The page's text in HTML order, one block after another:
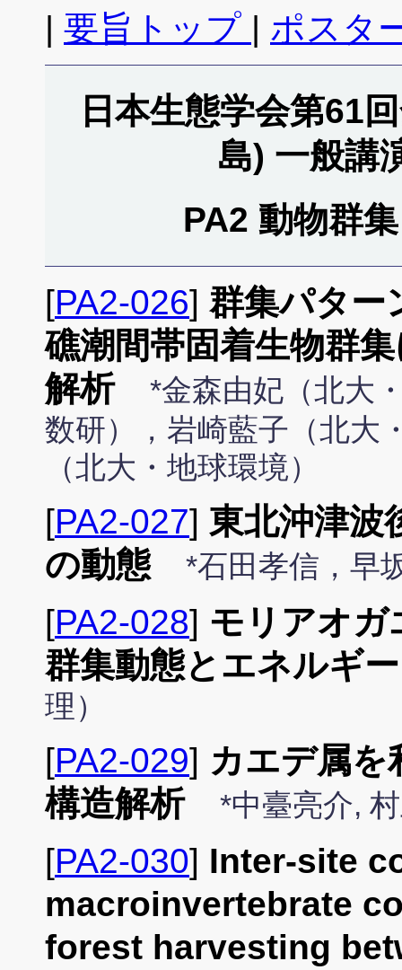
| 要旨トップ | ポスタ
日本生態学会第61
島) 一般講
PA2 動物群
[PA2-026] 群集パター
礁潮間帯固着生物群
解析
*金森由妃（北大
数研），岩崎藍子（北大
（北大・地球環境）
[PA2-027] 東北沖津波
の動態
*石田孝信，早
[PA2-028] モリアオガ
群集動態とエネルギ
理）
[PA2-029] カエデ属を
構造解析
*中臺亮介,
[PA2-030] Inter-site
macroinvertebrate
forest harvesting